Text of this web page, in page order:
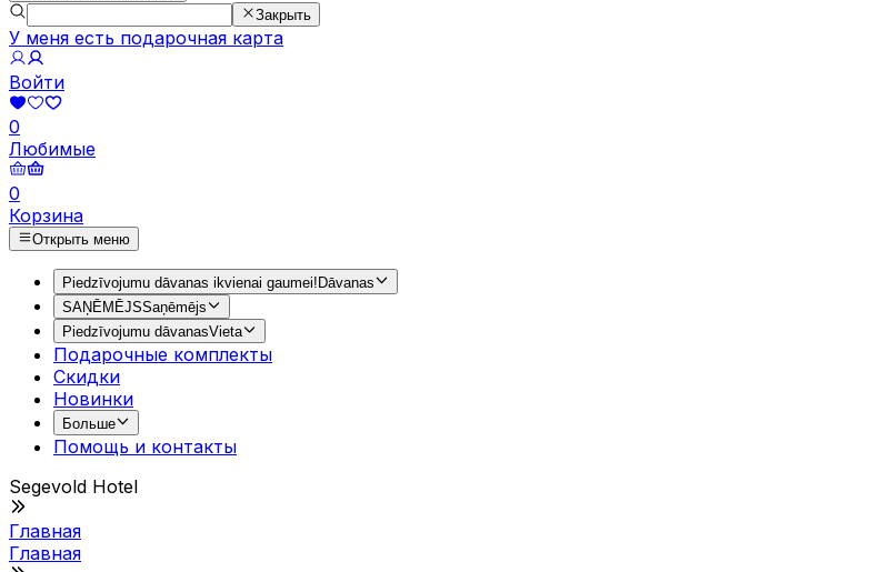
Закрыть
У меня есть подарочная карта
Войти
0
Любимые
0
Корзина
Открыть меню
Piedzīvojumu dāvanas ikvienai gaumei!Dāvanas
SAŅĒMĒJSSaņēmējs
Piedzīvojumu dāvanasVieta
Подарочные комплекты
Скидки
Новинки
Больше
Помощь и контакты
Segevold Hotel
Главная
Главная